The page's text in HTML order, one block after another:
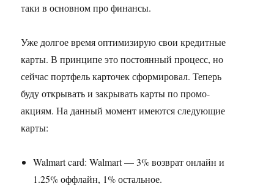
таки в основном про финансы.
Уже долгое время оптимизирую свои кредитные
карты. В принципе это постоянный процесс, но
сейчас портфель карточек сформировал. Теперь
буду открывать и закрывать карты по промо-
акциям. На данный момент имеются следующие
карты:
Walmart card: Walmart — 3% возврат онлайн и
1.25% оффлайн, 1% остальное.